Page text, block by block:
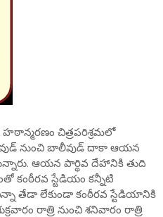
చిత్రపరిశ్రమలో
నుంచి బాలీవుడ్ దాకా ఆయన
ఆయన పార్థివ దేహానికి తుది
కంఠీరవ స్టేడియం కన్నీటి
తేడా లేకుండా కంఠీరవ స్టేడియానికి
రాత్రి నుంచి శనివారం రాత్రి